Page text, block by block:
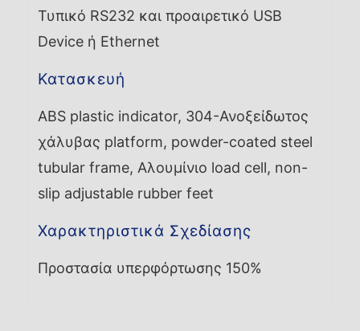
Τυπικό RS232 και προαιρετικό USB
Device ή Ethernet
Κατασκευή
ABS plastic indicator, 304-Ανοξείδωτος
χάλυβας platform, powder-coated steel
tubular frame, Αλουμίνιο load cell, non-
slip adjustable rubber feet
Χαρακτηριστικά Σχεδίασης
Προστασία υπερφόρτωσης 150%